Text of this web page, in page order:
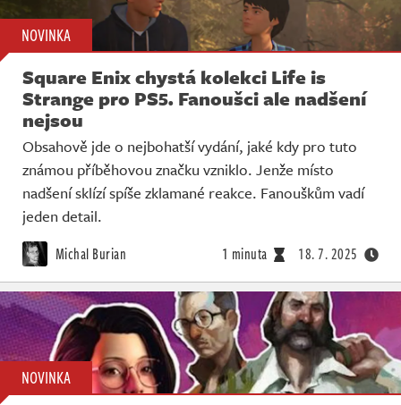
NOVINKA
Square Enix chystá kolekci Life is
Strange pro PS5. Fanoušci ale nadšení
nejsou
Obsahově jde o nejbohatší vydání, jaké kdy pro tuto
známou příběhovou značku vzniklo. Jenže místo
nadšení sklízí spíše zklamané reakce. Fanouškům vadí
jeden detail.
Michal Burian 1 minuta 18. 7. 2025
NOVINKA